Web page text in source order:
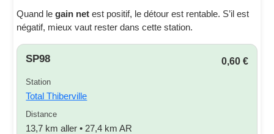
Quand legain net est positif, le détour est rentable. S’il est
négatif, mieux vaut rester dans cette station.
SP98 0,60 €
Station
Total Thiberville
Distance
13,7 km aller • 27,4 km AR